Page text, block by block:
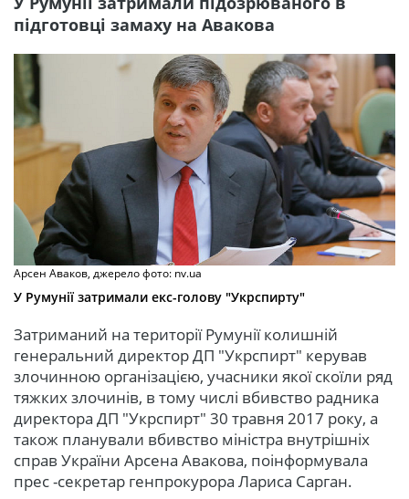
підготовці замаху на Авакова
Арсен Аваков, джерело фото: nv.ua
У Румунії затримали екс-голову "Укрспирту"
Затриманий на території Румунії колишній
генеральний директор ДП "Укрспирт" керував
злочинною організацією, учасники якої скоїли ряд
тяжких злочинів, в тому числі вбивство радника
директора ДП "Укрспирт" 30 травня 2017 року, а
також планували вбивство міністра внутрішніх
справ України Арсена Авакова, поінформувала
прес -секретар генпрокурора Лариса Сарган.